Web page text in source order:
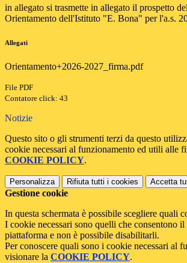
in allegato si trasmette in allegato il prospetto
Orientamento dell'Istituto "E. Bona" per l'a.s.
Allegati
Orientamento+2026-2027_firma.pdf
File PDF
Contatore click: 43
Notizie
Questo sito o gli strumenti terzi da questo
cookie necessari al funzionamento ed utili alle
COOKIE POLICY.
Personalizza Rifiuta tutti i cookies Accetta
Gestione cookie
In questa schermata è possibile scegliere quali
I cookie necessari sono quelli che consentono
piattaforma e non è possibile disabilitarli.
Per conoscere quali sono i cookie necessari al
visionare la COOKIE POLICY.